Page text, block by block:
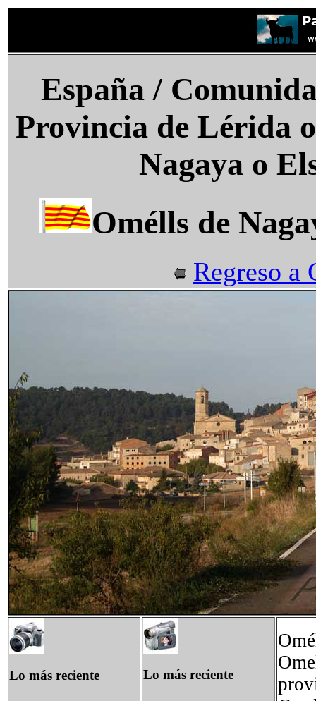
España /
Provincia de Lérida
Nagaya o
Omélls de
Regreso a
Lo más reciente Lo más reciente